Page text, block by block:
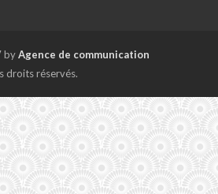
byAgence de communication
droits réservés.